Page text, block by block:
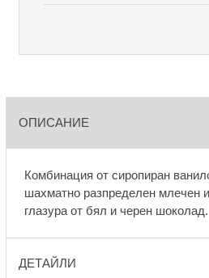
ОПИСАНИЕ
Комбинация от сиропиран
шахматно разпределен млечен
глазура от бял и черен шоколад.
ДЕТАЙЛИ